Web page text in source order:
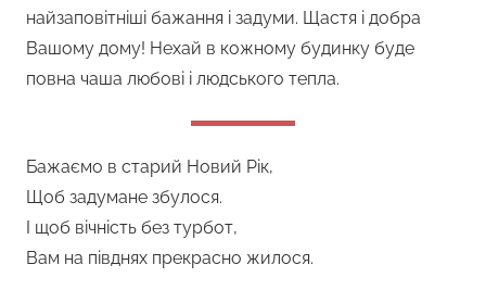
найзаповітніші бажання і задуми. Щастя і добра
Вашому дому! Нехай в кожному будинку буде
повна чаша любові і людського тепла.
Бажаємо в старий Новий Рік,
Щоб задумане збулося.
І щоб вічність без турбот,
Вам на півднях прекрасно жилося.